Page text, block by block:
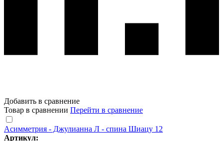
Добавить в сравнение
Товар в сравнении Перейти в сравнение
Асимметрия - Джулианна Л - спина Шиацу 12
Артикул: